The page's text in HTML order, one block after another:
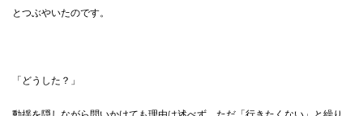
とつぶやいたのです。
「どうした？」